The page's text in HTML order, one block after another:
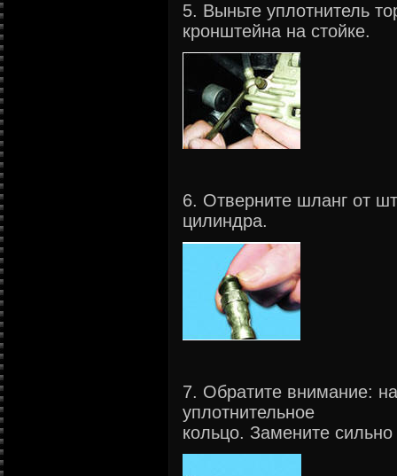
5. Выньте уплотнитель
кронштейна на стойке.
6. Отверните шланг от
цилиндра.
7. Обратите внимание:
уплотнительное
кольцо. Замените